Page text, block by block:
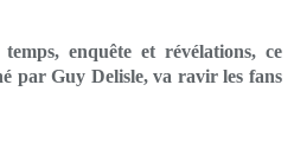
enquête et révélations, ce
par Guy Delisle, va ravir les fans